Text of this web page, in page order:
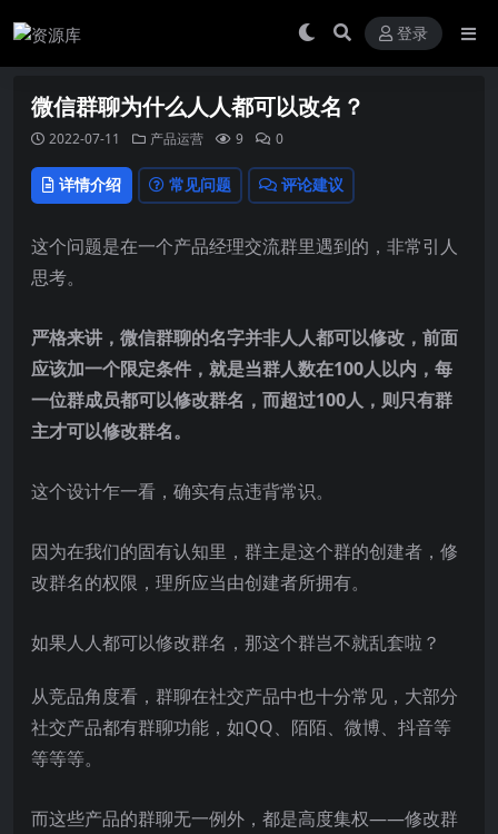
登录
微信群聊为什么人人都可以改名？
2022-07-11 产品运营 9 0
详情介绍 常见问题 评论建议
这个问题是在一个产品经理交流群里遇到的，非常引人
思考。
严格来讲，微信群聊的名字并非人人都可以修改，前面
应该加一个限定条件，就是当群人数在100人以内，每
一位群成员都可以修改群名，而超过100人，则只有群
主才可以修改群名。
这个设计乍一看，确实有点违背常识。
因为在我们的固有认知里，群主是这个群的创建者，修
改群名的权限，理所应当由创建者所拥有。
如果人人都可以修改群名，那这个群岂不就乱套啦？
从竞品角度看，群聊在社交产品中也十分常见，大部分
社交产品都有群聊功能，如QQ、陌陌、微博、抖音等
等等等。
而这些产品的群聊无一例外，都是高度集权——修改群